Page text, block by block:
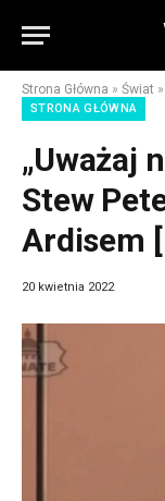
Strona Główna » Świat »
STRONA GŁÓWNA
„Uważaj
Stew
Ardisem
20 kwietnia 2022